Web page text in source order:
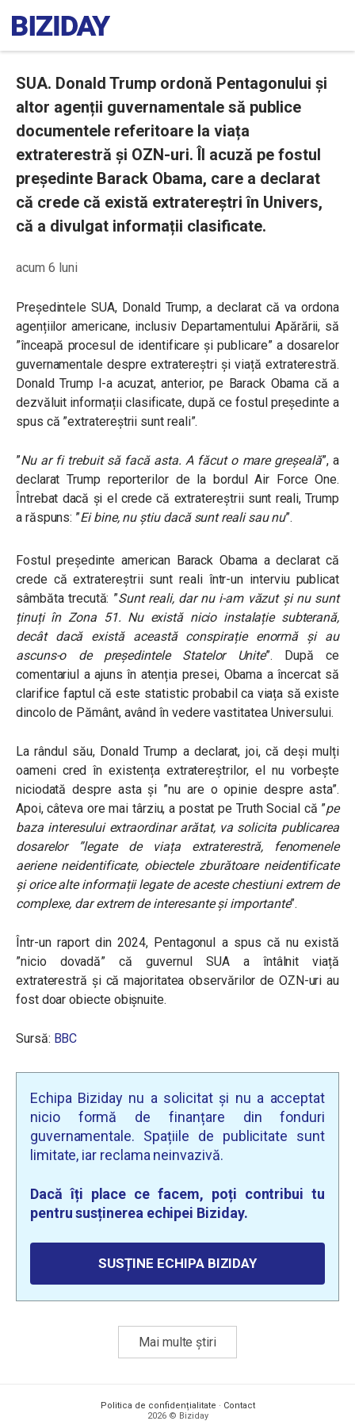
SUA. Donald Trump ordonă Pentagonului și
altor agenții guvernamentale să publice
documentele referitoare la viața
extraterestră și OZN-uri. Îl acuză pe fostul
președinte Barack Obama, care a declarat
că crede că există extratereștri în Univers,
că a divulgat informații clasificate.
acum 6 luni
Președintele SUA, Donald Trump, a declarat că va ordona
agențiilor americane, inclusiv Departamentului Apărării, să
”înceapă procesul de identificare și publicare” a dosarelor
guvernamentale despre extratereștri și viață extraterestră.
Donald Trump l-a acuzat, anterior, pe Barack Obama că a
dezvăluit informații clasificate, după ce fostul președinte a
spus că ”extratereștrii sunt reali”.
”Nu ar fi trebuit să facă asta. A făcut o mare greșeală”, a
declarat Trump reporterilor de la bordul Air Force One.
Întrebat dacă și el crede că extratereștrii sunt reali, Trump
a răspuns: ”Ei bine, nu știu dacă sunt reali sau nu”.
Fostul președinte american Barack Obama a declarat că
crede că extratereștrii sunt reali într-un interviu publicat
sâmbăta trecută: ”Sunt reali, dar nu i-am văzut și nu sunt
ținuți în Zona 51. Nu există nicio instalație subterană,
decât dacă există această conspirație enormă și au
ascuns-o de președintele Statelor Unite”. După ce
comentariul a ajuns în atenția presei, Obama a încercat să
clarifice faptul că este statistic probabil ca viața să existe
dincolo de Pământ, având în vedere vastitatea Universului.
La rândul său, Donald Trump a declarat, joi, că deși mulți
oameni cred în existența extratereștrilor, el nu vorbește
niciodată despre asta și ”nu are o opinie despre asta”.
Apoi, câteva ore mai târziu, a postat pe Truth Social că ”pe
baza interesului extraordinar arătat, va solicita publicarea
dosarelor ”legate de viața extraterestră, fenomenele
aeriene neidentificate, obiectele zburătoare neidentificate
și orice alte informații legate de aceste chestiuni extrem de
complexe, dar extrem de interesante și importante”.
Într-un raport din 2024, Pentagonul a spus că nu există
”nicio dovadă” că guvernul SUA a întâlnit viață
extraterestră și că majoritatea observărilor de OZN-uri au
fost doar obiecte obișnuite.
Sursă: BBC
Echipa Biziday nu a solicitat și nu a acceptat
nicio formă de finanțare din fonduri
guvernamentale. Spațiile de publicitate sunt
limitate, iar reclama neinvazivă.
Dacă îți place ce facem, poți contribui tu
pentru susținerea echipei Biziday.
SUSȚINE ECHIPA BIZIDAY
Mai multe știri
Politica de confidențialitate · Contact
2026 © Biziday